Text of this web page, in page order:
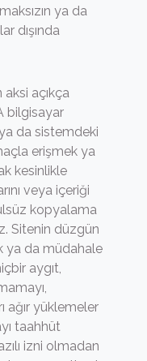
ya da
dışında
aksi açıkça
bilgisayar
da sistemdeki
erişmek ya
kesinlikle
veya içeriği
kopyalama
Sitenin düzgün
ya da müdahale
aygıt,
ağır yüklemeler
taahhüt
izni olmadan